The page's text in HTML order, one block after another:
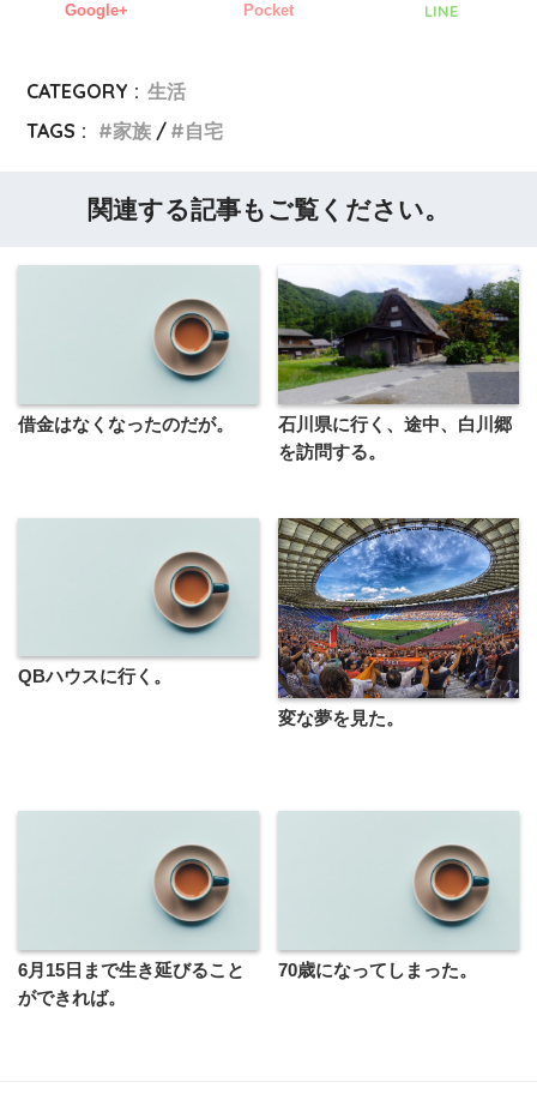
Google+ Pocket LINE
CATEGORY : 生活
TAGS :
家族 自宅
関連する記事もご覧ください。
借金はなくなったのだが。
石川県に行く、途中、白川郷
を訪問する。
QBハウスに行く。
変な夢を見た。
6月15日まで生き延びること
ができれば。
70歳になってしまった。